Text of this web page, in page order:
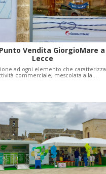
Vendita GiorgioMare a
Lecce
ad ogni elemento che caratterizza
commerciale, mescolata alla…